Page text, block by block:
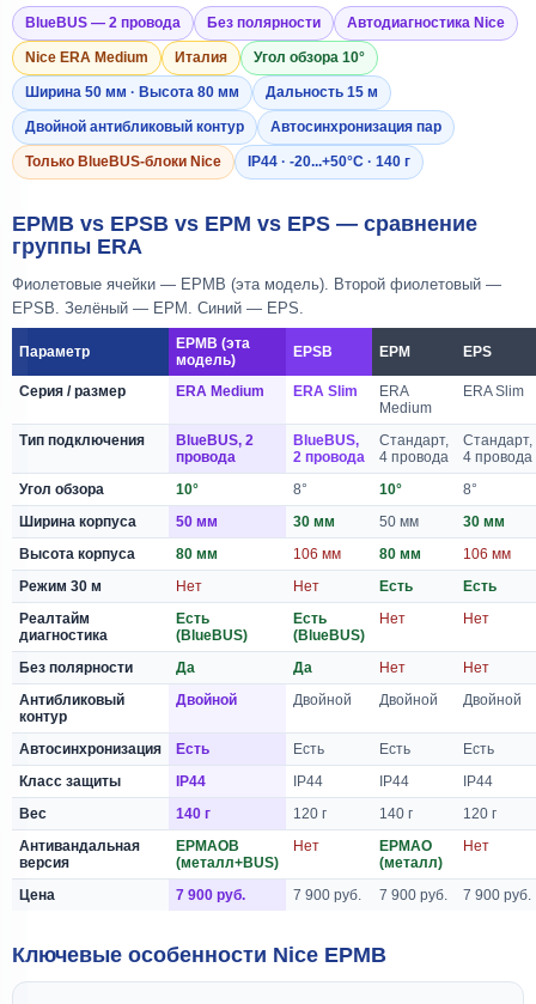
BlueBUS — 2 провода Без полярности Автодиагностика Nice
Nice ERA Medium Италия Угол обзора 10°
Ширина 50 мм · Высота 80 мм Дальность 15 м
Двойной антибликовый контур Автосинхронизация пар
Только BlueBUS-блоки Nice IP44 · -20...+50°C · 140 г
EPMB vs EPSB vs EPM vs EPS — сравнение
группы ERA
Фиолетовые ячейки — EPMB (эта модель). Второй фиолетовый —
EPSB. Зелёный — EPM. Синий — EPS.
Параметр
EPMB (эта
модель)
EPSB EPM EPS
Серия / размер ERA Medium ERA Slim
ERA
Medium
ERA Slim
Тип подключения
BlueBUS, 2
провода
BlueBUS,
2 провода
Стандарт,
4 провода
Стандарт,
4 провода
Угол обзора
10° 8° 10°
8°
Ширина корпуса
50 мм 30 мм 50 мм
30 мм
Высота корпуса
80 мм 106 мм 80 мм
106 мм
Режим 30 м
Нет Нет Есть
Есть
Реалтайм
диагностика
Есть
(BlueBUS)
Есть
(BlueBUS)
Нет Нет
Без полярности Да Да Нет
Нет
Антибликовый
контур
Двойной Двойной Двойной Двойной
Автосинхронизация Есть Есть Есть
Есть
Класс защиты
IP44 IP44 IP44
IP44
Вес
140 г 120 г 140 г
120 г
Антивандальная
версия
EPMAOB
(металл+BUS)
Нет
EPMAO
(металл)
Нет
Цена 7 900 руб. 7 900 руб. 7 900 руб. 7 900 руб.
Ключевые особенности Nice EPMB